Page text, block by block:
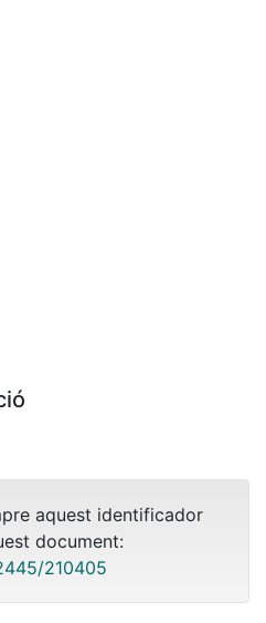
aquest identificador
document:
210405